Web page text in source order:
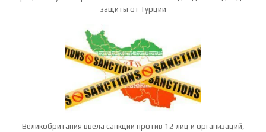
защиты от Турции
Великобритания ввела санкции против 12 лиц и организаций,